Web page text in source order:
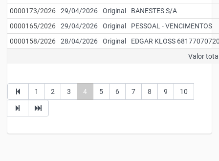
0000173/2026
29/04/2026 Original
BANESTES S/A
0000165/2026
29/04/2026 Original
PESSOAL - VENCIMENTOS
0000158/2026
28/04/2026 Original
EDGAR KLOSS
Valor
1 2 3 4 5 6 7 8 9 10